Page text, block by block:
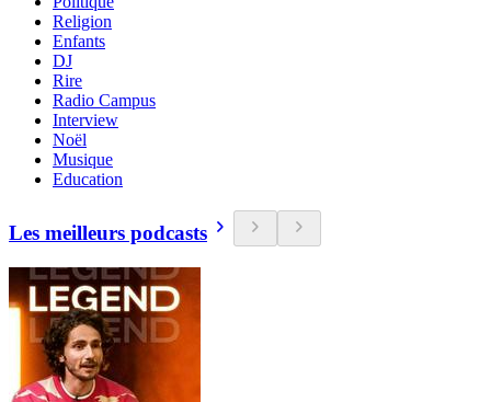
Religion
Enfants
DJ
Rire
Radio Campus
Interview
Noël
Musique
Education
Les meilleurs podcasts